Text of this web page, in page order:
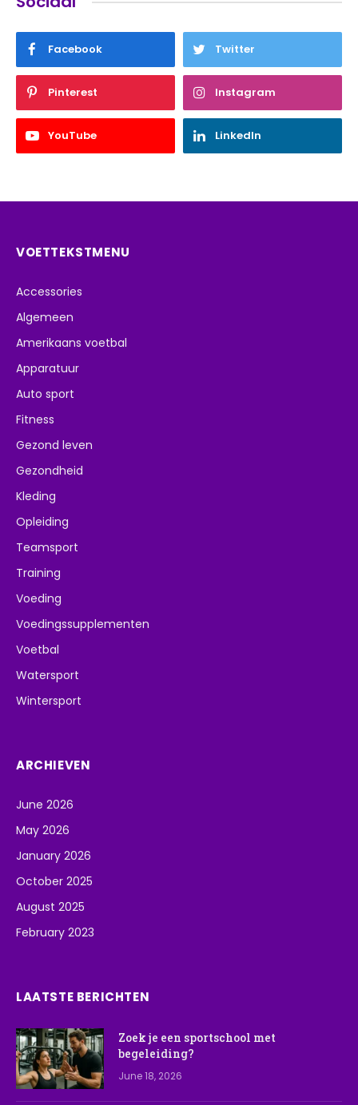
Facebook Twitter
Pinterest Instagram
YouTube LinkedIn
VOETTEKSTMENU
Accessories
Algemeen
Amerikaans voetbal
Apparatuur
Auto sport
Fitness
Gezond leven
Gezondheid
Kleding
Opleiding
Teamsport
Training
Voeding
Voedingssupplementen
Voetbal
Watersport
Wintersport
ARCHIEVEN
June 2026
May 2026
January 2026
October 2025
August 2025
February 2023
LAATSTE BERICHTEN
Zoek je een sportschool met
begeleiding?
June 18, 2026